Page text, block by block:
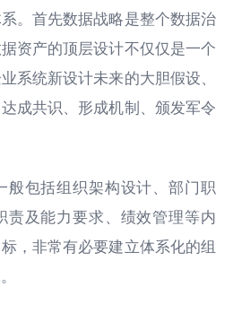
。⾸先数据战略是整个数据治
资产的顶层设计不仅仅是⼀个
系统新设计未来的⼤胆假设、
成共识、形成机制、颁发军令
般包括组织架构设计、部⻔职
责及能⼒要求、绩效管理等内
，⾮常有必要建⽴体系化的组